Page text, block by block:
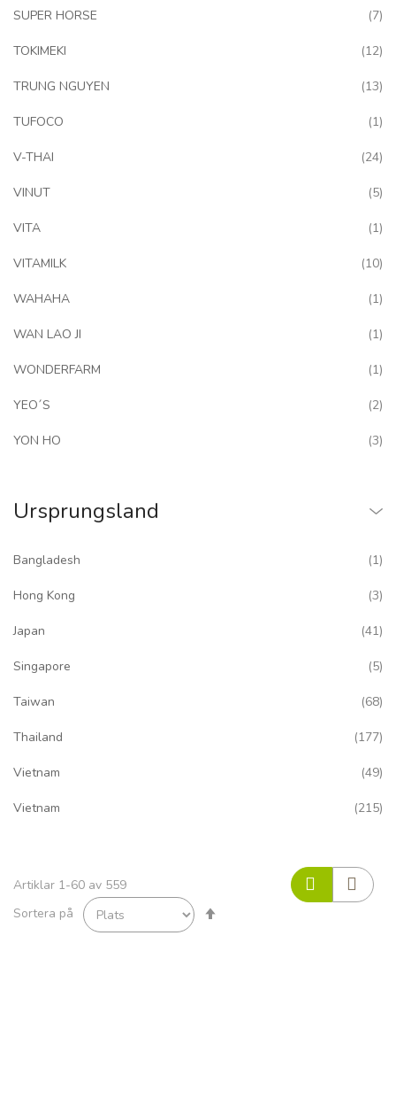
SUPER HORSE 7
TOKIMEKI 12
TRUNG NGUYEN 13
TUFOCO 1
V-THAI 24
VINUT 5
VITA 1
VITAMILK 10
WAHAHA 1
WAN LAO JI 1
WONDERFARM 1
YEO´S 2
YON HO 3
Ursprungsland
Bangladesh 1
Hong Kong 3
Japan 41
Singapore 5
Taiwan 68
Thailand 177
Vietnam 49
Vietnam 215
Artiklar 1-60 av 559
Sortera på